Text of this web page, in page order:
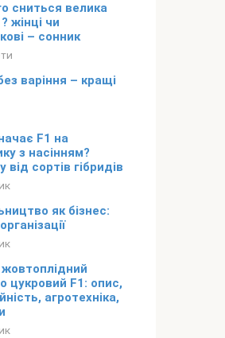
сниться велика
жінці чи
– сонник
варіння – кращі
F1 на
з насінням?
від сортів гібридів
як бізнес:
цукровий F1: опис,
агротехніка,